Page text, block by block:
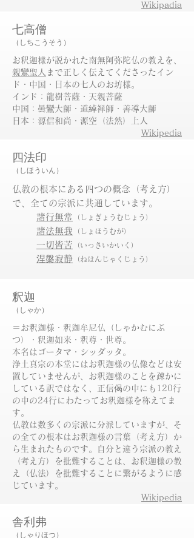
Wikipadia
七高僧
（しちこうそう）
お釈迦様が説かれた南無阿弥陀仏の教えを、
親鸞聖人 まで正しく伝えてくださったイン
ド・中国・日本の七人のお坊様。
インド：龍樹菩薩・天親菩薩
中国：曇鸞大師・道綽禅師・善導大師
日本：源信和尚・源空（法然）上人
Wikipedia
四法印
（しほういん ）
仏教の根本にある四つの概念（考え方）
で、全ての宗派に共通しています。
諸行無常 （しょぎょうむじょう）
諸法無我 （しょほうむが）
一切皆苦 （いっさいかいく）
​涅槃寂静 （ねはんじゃくじょう）
釈迦
（しゃか）
＝お釈迦様・釈迦牟尼仏（しゃかむにぶ
つ）・釈迦如来・釈尊・世尊。
本名はゴータマ・シッダッタ。
浄土真宗の本堂にはお釈迦様の仏像などは安
置していませんが、お釈迦様のことを疎かに
している訳ではなく、正信偈の中にも120行
の中の24行にわたってお釈迦様を称えてま
す。
仏教は数多くの宗派に分派していますが、そ
の全ての根本はお釈迦様の言葉（考え方）か
ら生まれたものです。自分と違う宗派の教え
（考え方）を批難することは、お釈迦様の教
え（仏法）を批難することに繋がるように感
じています。
​Wikipedia
舎利弗
（しゃりほつ）